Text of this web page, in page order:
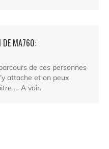
DE MA760:
de ces personnes
attache et on peux
… A voir.